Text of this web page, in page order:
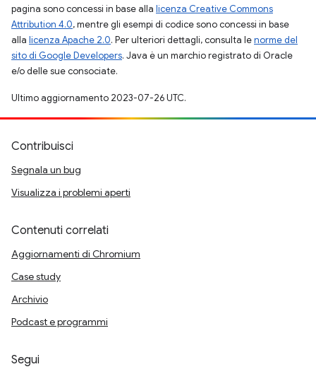
pagina sono concessi in base alla licenza Creative Commons
Attribution 4.0, mentre gli esempi di codice sono concessi in base
alla licenza Apache 2.0. Per ulteriori dettagli, consulta lenorme del
sito di Google Developers. Java è un marchio registrato di Oracle
e/o delle sue consociate.
Ultimo aggiornamento 2023-07-26 UTC.
Contribuisci
Segnala un bug
Visualizza i problemi aperti
Contenuti correlati
Aggiornamenti di Chromium
Case study
Archivio
Podcast e programmi
Segui